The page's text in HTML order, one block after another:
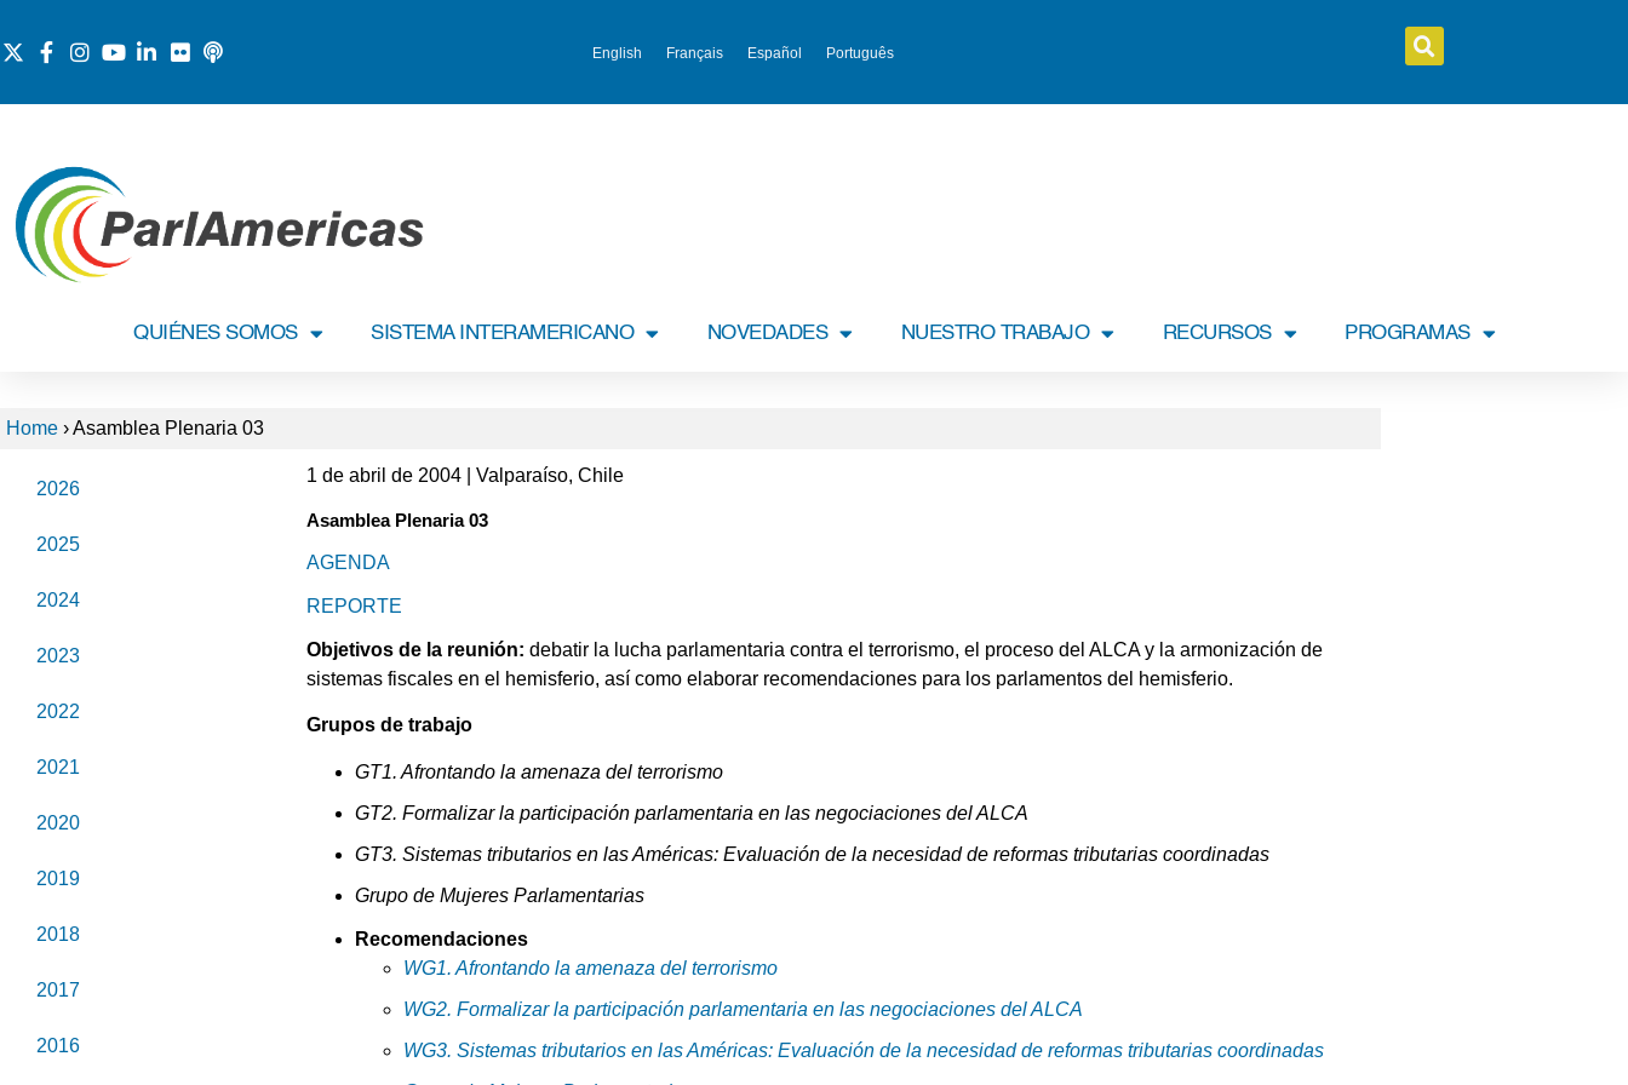
English Français Español Português
QUIÉNES SOMOS SISTEMA INTERAMERICANO NOVEDADES NUESTRO TRABAJO RECURSOS PROGRAMAS
Home ›Asamblea Plenaria 03
2026
2025
2024
2023
2022
2021
2020
2019
2018
2017
2016
1 de abril de 2004 | Valparaíso, Chile
Asamblea Plenaria 03
AGENDA
REPORTE
Objetivos de la reunión:debatir la lucha parlamentaria contra el terrorismo, el proceso del ALCA y la armonización de
sistemas fiscales en el hemisferio, así como elaborar recomendaciones para los parlamentos del hemisferio.
Grupos de trabajo
GT1. Afrontando la amenaza del terrorismo
GT2. Formalizar la participación parlamentaria en las negociaciones del ALCA
GT3. Sistemas tributarios en las Américas: Evaluación de la necesidad de reformas tributarias coordinadas
Grupo de Mujeres Parlamentarias
Recomendaciones
WG1. Afrontando la amenaza del terrorismo
WG2. Formalizar la participación parlamentaria en las negociaciones del ALCA
WG3. Sistemas tributarios en las Américas: Evaluación de la necesidad de reformas tributarias coordinadas